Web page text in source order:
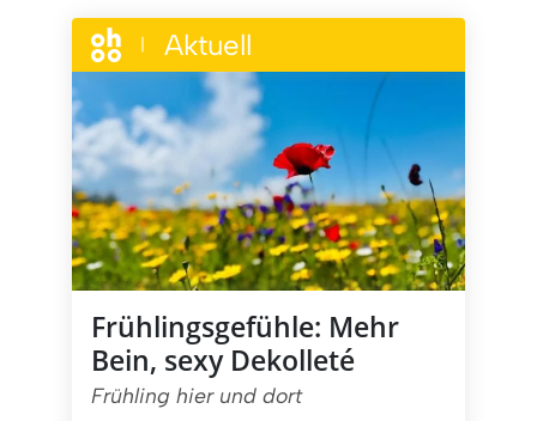
Aktuell
Frühlingsgefühle: Mehr
Bein, sexy Dekolleté
Frühling hier und dort